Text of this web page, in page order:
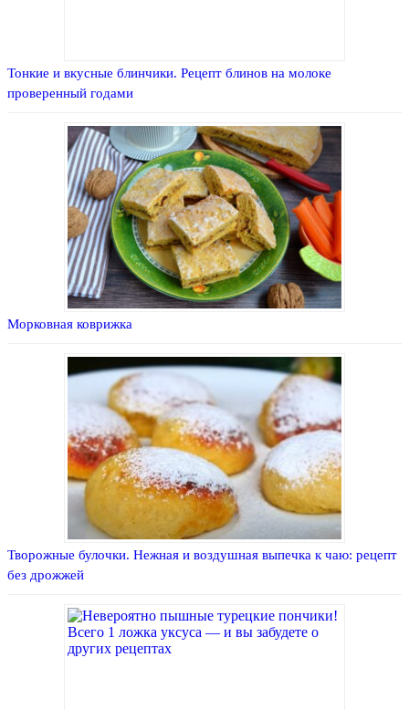
Тонкие и вкусные блинчики. Рецепт блинов на молоке
проверенный годами
Морковная коврижка
Творожные булочки. Нежная и воздушная выпечка к чаю: рецепт
без дрожжей